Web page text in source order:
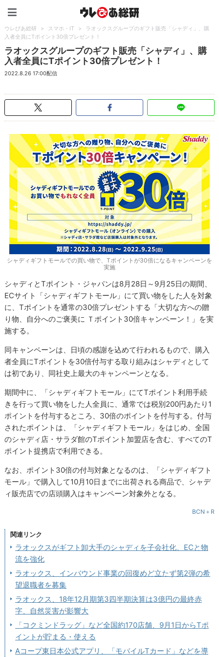
ウレぴあ総研 > スマホ・IT >
ラオックスグループのギフト販売「シャディ」、購
入者全員にTポイント30倍プレゼント！
ラオックスグループのギフト販売「シャディ」、購
入者全員にTポイント30倍プレゼント！
2022.8.26 17:00配信
シャディギフトモールでの買い物で、Tポイントが30倍になるキャンペーンを
実施
シャディとTポイント・ジャパンは8月28日～9月25日の期間、
ECサイト「シャディギフトモール」にて買い物をした人を対象
に、Tポイントを通常の30倍プレゼントする「大切な方への贈
り物、自分へのご褒美に Ｔポイント30倍キャンペーン！」を実
施する。
同キャンペーンは、日頃の感謝を込めて行われるもので、購入
者全員にTポイントを30倍付与する取り組みはシャディとして
は初であり、同社史上最大のキャンペーンとなる。
期間中に、「シャディギフトモール」にてTポイント利用手続
きを行って買い物をした人全員に、通常では税別200円あたり1
ポイントを付与するところ、30倍のポイントを付与する。付与
されたポイントは、「シャディギフトモール」をはじめ、全国
のシャディ店・サラダ館のTポイント加盟店を含む、すべてのT
ポイント提携店で利用できる。
なお、ポイント30倍の付与対象となるのは、「シャディギフト
モール」で購入して10月10日までに出荷される商品で、シャデ
ィ販売店での店頭購入はキャンペーン対象外となる。
BCN＋R
関連リンク
ラオックスがギフト卸大手のシャディを子会社化、ECと物
流を強化
ラオックス、インバウンド事業の回復めど立たず第2弾の希
望退職者を募集
ラオックス、18年12月期第3四半期決算は3億円の最終赤
字、自然災害が影響大
「コクミンドラッグ」など全国約170店舗、9月1日からTポ
イントが貯まる・使える
Aコープ東日本公式アプリ、「モバイルTカード」などを導